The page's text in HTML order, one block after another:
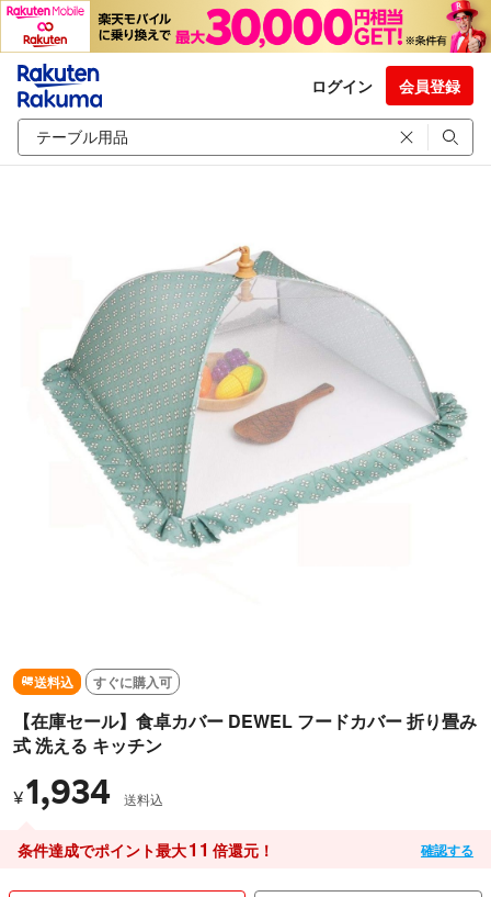
ログイン 会員登録
送料込 すぐに購入可
【在庫セール】食卓カバー DEWEL フードカバー 折り畳み
式 洗える キッチン
¥1,934 送料込
条件達成でポイント最大11 倍還元！ 確認する